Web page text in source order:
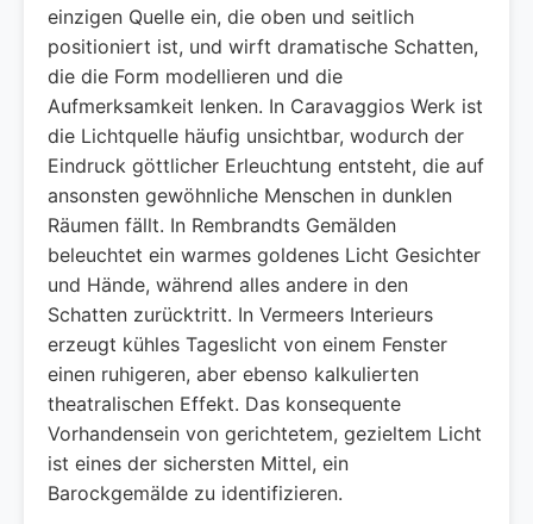
einzigen Quelle ein, die oben und seitlich
positioniert ist, und wirft dramatische Schatten,
die die Form modellieren und die
Aufmerksamkeit lenken. In Caravaggios Werk ist
die Lichtquelle häufig unsichtbar, wodurch der
Eindruck göttlicher Erleuchtung entsteht, die auf
ansonsten gewöhnliche Menschen in dunklen
Räumen fällt. In Rembrandts Gemälden
beleuchtet ein warmes goldenes Licht Gesichter
und Hände, während alles andere in den
Schatten zurücktritt. In Vermeers Interieurs
erzeugt kühles Tageslicht von einem Fenster
einen ruhigeren, aber ebenso kalkulierten
theatralischen Effekt. Das konsequente
Vorhandensein von gerichtetem, gezieltem Licht
ist eines der sichersten Mittel, ein
Barockgemälde zu identifizieren.